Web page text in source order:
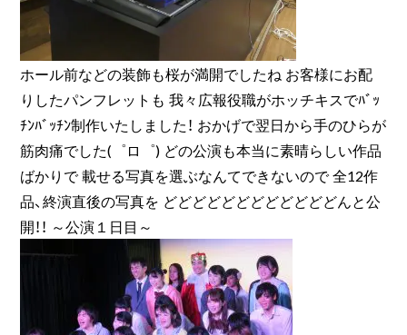
ホール前などの装飾も桜が満開でしたね お客様にお配
りしたパンフレットも 我々広報役職がホッチキスでﾊﾞｯ
ﾁﾝﾊﾞｯﾁﾝ制作いたしました！ おかげで翌日から手のひらが
筋肉痛でした(゜ロ゜) どの公演も本当に素晴らしい作品
ばかりで 載せる写真を選ぶなんてできないので 全12作
品、終演直後の写真を どどどどどどどどどどどどんと公
開！！ ～公演１日目～